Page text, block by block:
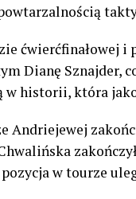
ćwierćfinałowej
Dianę Sznajder,
w historii, która
Andriejewej
w tourze